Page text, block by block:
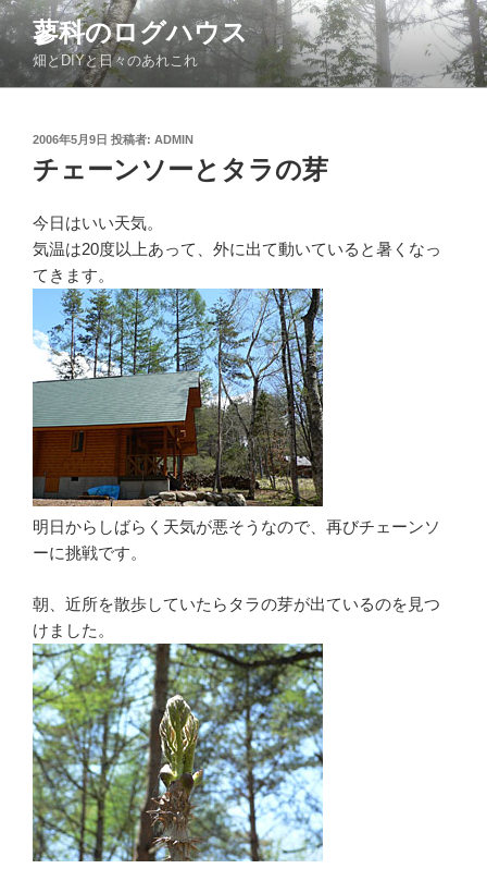
コ
ン
テ
ン
蓼科のログハウス
畑とDIYと日々のあれこれ
投
日:
2006年5月9日 投稿者: ADMIN
チェーンソーとタラの芽
今日はいい天気。
気温は20度以上あって、外に出て動いていると暑くなっ
てきます。
明日からしばらく天気が悪そうなので、再びチェーンソ
ーに挑戦です。
朝、近所を散歩していたらタラの芽が出ているのを見つ
けました。